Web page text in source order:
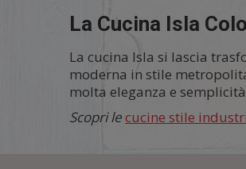
La Cucina Isla
La cucina Isla si lascia
moderna in stile
molta eleganza e
Scopri lecucine stile